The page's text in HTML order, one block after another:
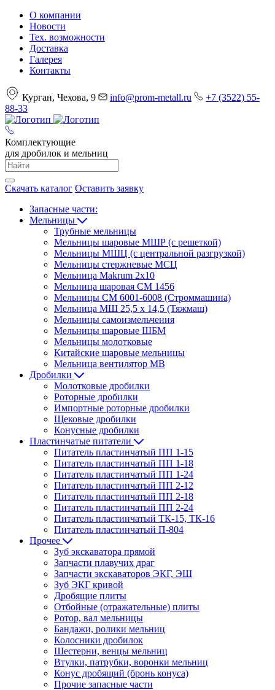
О компании
Новости
Тех. возможности
Доставка
Галерея
Контакты
Курган, Чехова, 9 info@prom-metall.ru
+7 (3522) 55-
88-33
Комплектующие
для дробилок и мельниц
Скачать каталог Оставить заявку
Запасные части:
Мельницы
Трубные мельницы
Мельницы шаровые МШР (с решеткой)
Мельницы МШЦ (с центральной разгрузкой)
Мельницы стержневые МСЦ
Мельница Makrum 2х10
Мельница шаровая СМ 1456
Мельницы СМ 6001-6008 (Строммашина)
Мельница МШ 25,5 х 14,5 (Тяжмаш)
Мельницы самоизмельчения
Мельницы шаровые ШБМ
Мельницы молотковые
Китайские шаровые мельницы
Мельница вентилятор МВ
Дробилки
Молотковые дробилки
Роторные дробилки
Импортные роторные дробилки
Щековые дробилки
Конусные дробилки
Пластинчатые питатели
Питатель пластинчатый ПП 1-15
Питатель пластинчатый ПП 1-18
Питатель пластинчатый ПП 1-24
Питатель пластинчатый ПП 2-12
Питатель пластинчатый ПП 2-18
Питатель пластинчатый ПП 2-24
Питатель пластинчатый ТК-15, ТК-16
Питатель пластинчатый П-804
Прочее
Зуб экскаватора прямой
Запчасти плавучих драг
Запчасти экскаваторов ЭКГ, ЭШ
Зуб ЭКГ кривой
Дробящие плиты
Отбойные (отражательные) плиты
Ротор, вал мельницы
Бандажи, ролики мельниц
Колосники дробилок
Шестерни, венцы мельниц
Втулки, патрубки, воронки мельниц
Конус дробящий (бронь конуса)
Прочие запасные части